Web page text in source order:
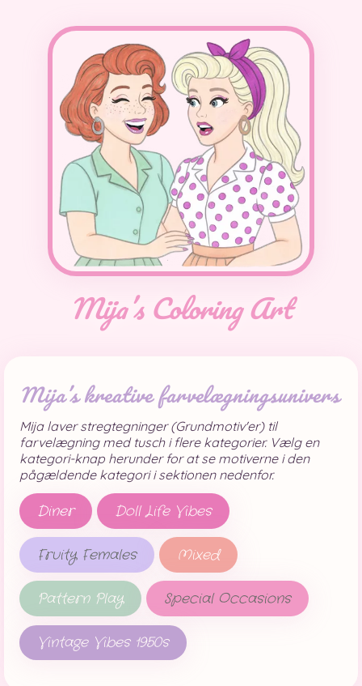
Mija’s Coloring Art
Mija’s kreative farvelægningsunivers
Mija laver stregtegninger (Grundmotiv'er) til
farvelægning med tusch i flere kategorier. Vælg en
kategori-knap herunder for at se motiverne i den
pågældende kategori i sektionen nedenfor.
Diner Doll Life Vibes
Fruity Females Mixed
Pattern Play Special Occasions
Vintage Vibes 1950s